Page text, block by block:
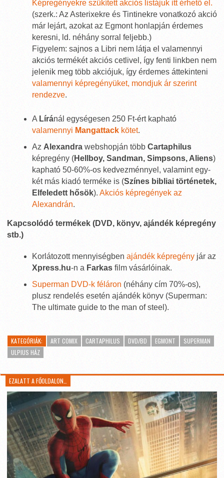
Képregényekre szűkített akciós listájuk itt érhető el.
(szerk.: Az Asterixekre és Tintinekre vonatkozó akció
már lejárt, azokat az Egmont honlapján érdemes
keresni, ld. néhány sorral feljebb.)
Figyelem: sajnos a Libri nem látja el valamennyi
akciós termékét akciós cetlivel, így fenti linkben nem
jelenik meg több akciójuk, így érdemes áttekinteni
valamennyi képregényüket, mondjuk ár szerint
rendezve.
A Líránál egységesen 250 Ft-ért kapható
valamennyi Mangattack kötet.
Az Alexandra webshopján több Cartaphilus
képregény (Hellboy, Sandman, Simpsons, Aliens)
kapható 50-60%-os kedvezménnyel, valamint egy-
két más kiadó terméke is (Színes bibliai történetek,
Elfeledett hősök). Akciós képregények az
Alexandrán.
Kapcsolódó termékek (DVD, könyv, ajándék képregény
stb.)
Korlátozott mennyiségben ajándék képregény jár az
Xpress.hu-n a Farkas film vásárlóinak.
Superman DVD-k féláron (néhány cím 70%-os),
plusz rendelés esetén ajándék könyv (Superman:
The ultimate guide to the man of steel).
KATEGÓRIÁK: ART COMIX CARTAPHILUS DVD/BD EGMONT
SUPERMAN
ULPIUS HÁZ
EZALATT A FŐOLDALON…